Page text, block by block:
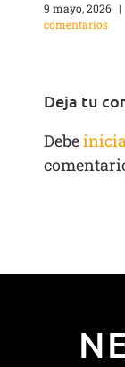
9 mayo, 2026 |
comentarios
Deja tu
Debe